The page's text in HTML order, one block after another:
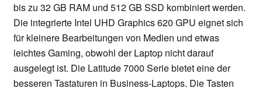
bis zu 32 GB RAM und 512 GB SSD kombiniert werden.
Die integrierte Intel UHD Graphics 620 GPU eignet sich
für kleinere Bearbeitungen von Medien und etwas
leichtes Gaming, obwohl der Laptop nicht darauf
ausgelegt ist. Die Latitude 7000 Serie bietet eine der
besseren Tastaturen in Business-Laptops. Die Tasten